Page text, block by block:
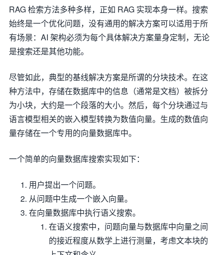
RAG 检索方法多种多样，正如 RAG 实现本身一样。搜索
始终是一个优化问题，没有通用的解决方案可以适用于所
有场景：AI 架构必须为每个具体解决方案量身定制，无论
是搜索还是其他功能。
尽管如此，典型的基线解决方案是所谓的分块技术。在这
种方法中，存储在数据库中的信息（通常是文档）被拆分
为小块，大约是一个段落的大小。然后，每个分块通过与
语言模型相关的嵌入模型转换为数值向量。生成的数值向
量存储在一个专用的向量数据库中。
一个简单的向量数据库搜索实现如下：
用户提出一个问题。
从问题中生成一个嵌入向量。
在向量数据库中执行语义搜索。
在语义搜索中，问题向量与数据库中向量之间
的接近程度从数学上进行测量，考虑文本块的